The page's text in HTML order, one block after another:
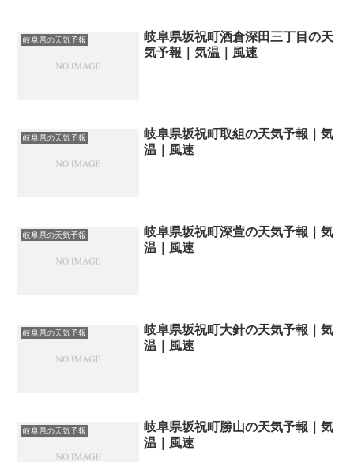
岐阜県の天気予報
岐阜県坂祝町酒倉深田三丁目の天
気予報｜気温｜風速
岐阜県の天気予報
岐阜県坂祝町取組の天気予報｜気
温｜風速
岐阜県の天気予報
岐阜県坂祝町深萱の天気予報｜気
温｜風速
岐阜県の天気予報
岐阜県坂祝町大針の天気予報｜気
温｜風速
岐阜県の天気予報
岐阜県坂祝町勝山の天気予報｜気
温｜風速